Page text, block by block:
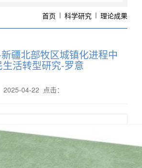
首页 科学研究 理论成果
疆北部牧区城镇化进程中
生活转型研究-罗意
2025-04-22 点击：